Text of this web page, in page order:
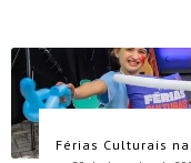
Férias Culturais